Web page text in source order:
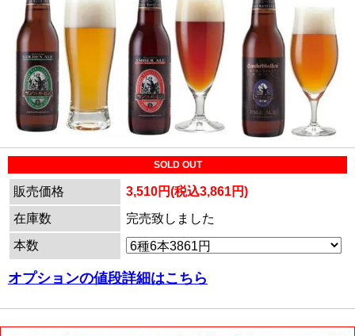
SOLD OUT
販売価格
3,510円(税込3,861円)
在庫数
完売致しました
本数
オプションの値段詳細はこちら